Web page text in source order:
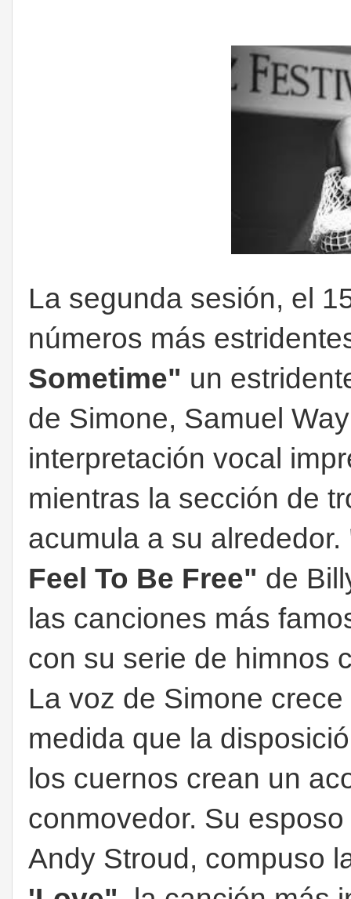
La segunda sesión, el
números más
Sometime" un
de Simone, Samuel
interpretación vocal
mientras la sección de
acumula a su alrededor.
Feel To Be Free" de
las canciones más
con su serie de himnos
La voz de Simone
medida que la
los cuernos crean un
conmovedor. Su
Andy Stroud, compuso